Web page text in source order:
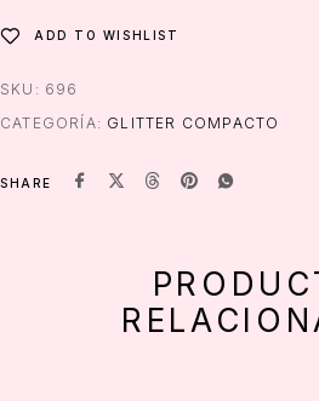
ADD TO WISHLIST
SKU: 696
CATEGORÍA: GLITTER COMPACTO
SHARE